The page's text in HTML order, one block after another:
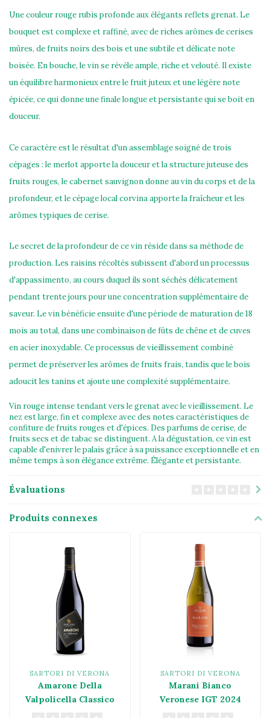
Une couleur rouge rubis profonde aux élégants reflets grenat. Le
bouquet est complexe et raffiné, avec de riches arômes de cerises
mûres, de fruits noirs des bois et une subtile et délicate note
boisée. En bouche, le vin se révèle ample, riche et velouté. Il existe
un équilibre harmonieux entre le fruit juteux et une légère note
épicée, ce qui donne une finale longue et persistante qui se boit en
douceur.
Ce caractère est le résultat d'un assemblage soigné de trois
cépages : le merlot apporte la douceur et la structure juteuse des
fruits rouges, le cabernet sauvignon donne au vin du corps et de la
profondeur, et le cépage local corvina apporte la fraîcheur et les
arômes typiques de cerise.
Le secret de la profondeur de ce vin réside dans sa méthode de
production. Les raisins récoltés subissent d'abord un processus
d'appassimento, au cours duquel ils sont séchés délicatement
pendant trente jours pour une concentration supplémentaire de
saveur. Le vin bénéficie ensuite d'une période de maturation de 18
mois au total, dans une combinaison de fûts de chêne et de cuves
en acier inoxydable. Ce processus de vieillissement combiné
permet de préserver les arômes de fruits frais, tandis que le bois
adoucit les tanins et ajoute une complexité supplémentaire.
Vin rouge intense tendant vers le grenat avec le vieillissement. Le
nez est large, fin et complexe avec des notes caractéristiques de
confiture de fruits rouges et d'épices. Des parfums de cerise, de
fruits secs et de tabac se distinguent. A la dégustation, ce vin est
capable d'enivrer le palais grâce à sa puissance exceptionnelle et en
même temps à son élégance extrême. Élégante et persistante.
Évaluations
Produits connexes
SARTORI DI VERONA
Amarone Della
Valpolicella Classico
SARTORI DI VERONA
Marani Bianco
Veronese IGT 2024